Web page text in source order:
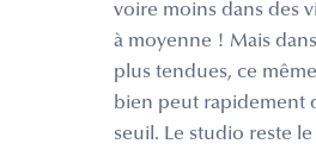
voire moins dans des
à moyenne ! Mais
plus tendues, ce
bien peut rapidement
seuil. Le studio reste